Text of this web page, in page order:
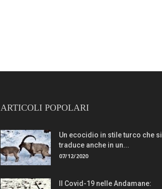
ARTICOLI POPOLARI
Un ecocidio in stile turco che si
traduce anche in un...
07/12/2020
Il Covid-19 nelle Andamane: